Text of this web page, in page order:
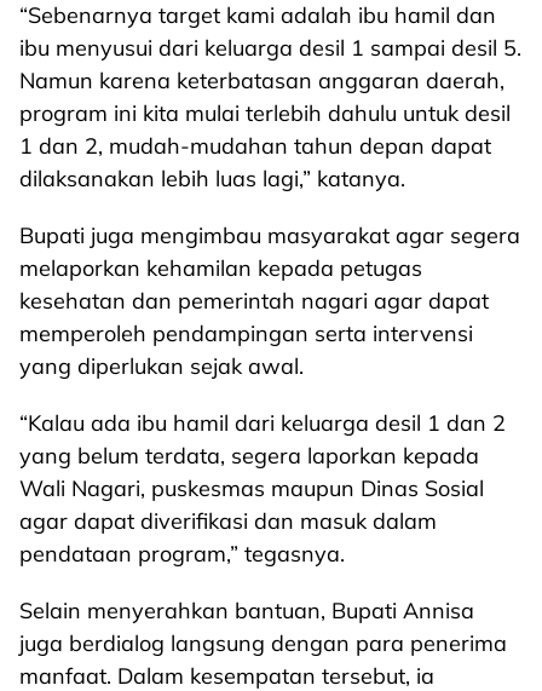
“Sebenarnya target kami adalah ibu hamil dan
ibu menyusui dari keluarga desil 1 sampai desil 5.
Namun karena keterbatasan anggaran daerah,
program ini kita mulai terlebih dahulu untuk desil
1 dan 2, mudah-mudahan tahun depan dapat
dilaksanakan lebih luas lagi,” katanya.
Bupati juga mengimbau masyarakat agar segera
melaporkan kehamilan kepada petugas
kesehatan dan pemerintah nagari agar dapat
memperoleh pendampingan serta intervensi
yang diperlukan sejak awal.
“Kalau ada ibu hamil dari keluarga desil 1 dan 2
yang belum terdata, segera laporkan kepada
Wali Nagari, puskesmas maupun Dinas Sosial
agar dapat diverifikasi dan masuk dalam
pendataan program,” tegasnya.
Selain menyerahkan bantuan, Bupati Annisa
juga berdialog langsung dengan para penerima
manfaat. Dalam kesempatan tersebut, ia